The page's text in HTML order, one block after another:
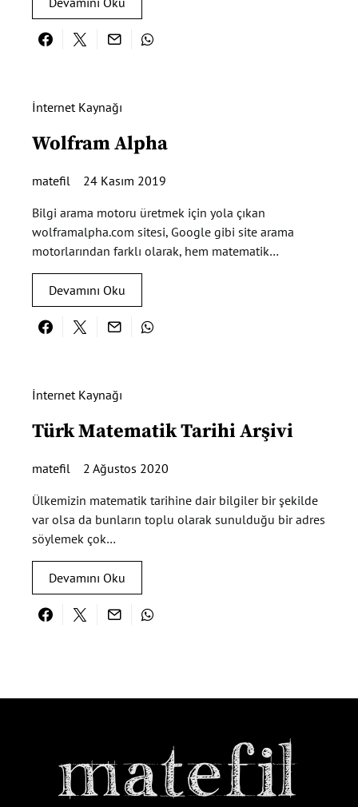
İnternet Kaynağı
Wolfram Alpha
matefil
24 Kasım 2019
Bilgi arama motoru üretmek için yola çıkan
wolframalpha.com sitesi, Google gibi site arama
motorlarından farklı olarak, hem matematik…
Devamını Oku
İnternet Kaynağı
Türk Matematik Tarihi Arşivi
matefil
2 Ağustos 2020
Ülkemizin matematik tarihine dair bilgiler bir şekilde
var olsa da bunların toplu olarak sunulduğu bir adres
söylemek çok…
Devamını Oku